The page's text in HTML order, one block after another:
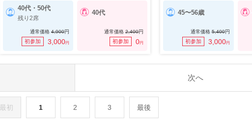
40代・50代
残り2席
通常価格 4,900円
初参加 3,000円
40代
通常価格2,400円
初参加 0円
45〜56歳
通常価格5,400円
初参加 3,000円
次へ
最初 1 2 3 最後